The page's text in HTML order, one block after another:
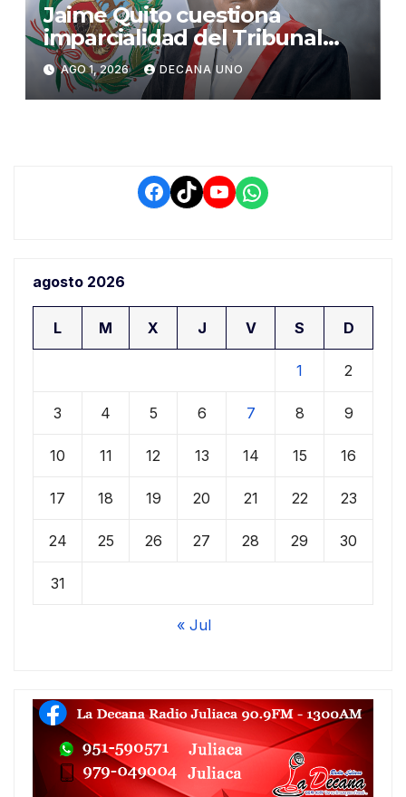
Jaime Quito cuestiona
imparcialidad del Tribunal
Constitucional tras liberación
de Ollanta Humala
AGO 1, 2026 DECANA UNO
Facebook
TikTokYouTube
WhatsApp
agosto 2026
L M X J V S D
1 2
3 4 5 6 7 8 9
10 11 12 13 14 15 16
17 18 19 20 21 22 23
24 25 26 27 28 29 30
31
« Jul